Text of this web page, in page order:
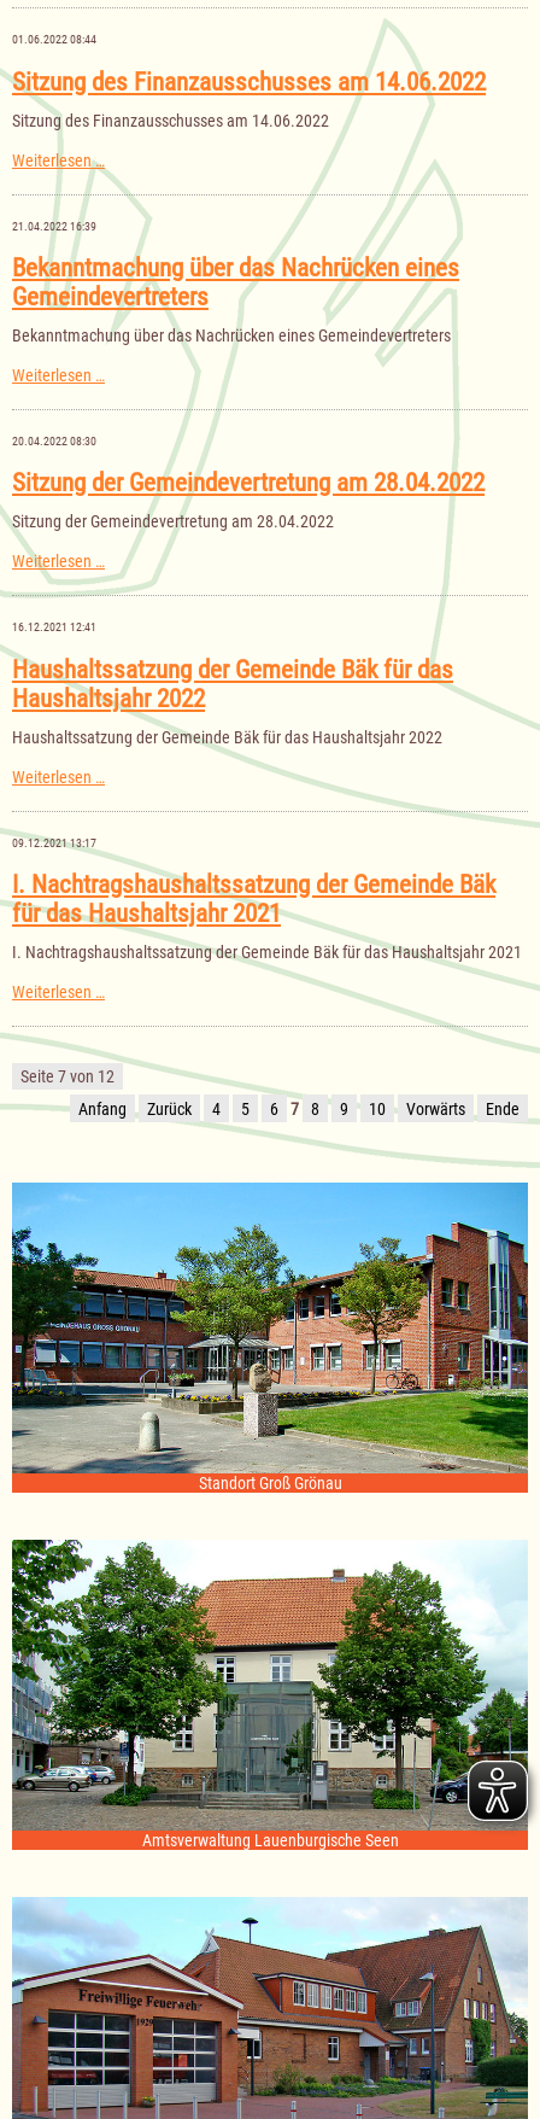
Gemeindevertretung
01.06.2022 08:44
Sitzung des Finanzausschusses am 14.06.2022
Sitzung des Finanzausschusses am 14.06.2022
Weiterlesen …
des
Finanzausschusses
14.06.2022
21.04.2022 16:39
Bekanntmachung über das Nachrücken eines
Gemeindevertreters
Bekanntmachung über das Nachrücken eines Gemeindevertreters
Weiterlesen … Bekanntmachung
das
Nachrücken
Gemeindevertreters
20.04.2022 08:30
Sitzung der Gemeindevertretung am 28.04.2022
Sitzung der Gemeindevertretung am 28.04.2022
Weiterlesen …Sitzung
der
Gemeindevertretung
16.12.2021 12:41
Haushaltssatzung der Gemeinde Bäk für das
Haushaltsjahr 2022
Haushaltssatzung der Gemeinde Bäk für das Haushaltsjahr 2022
Weiterlesen …
Gemeinde
für
Haushaltsjahr
2022
09.12.2021 13:17
I. Nachtragshaushaltssatzung der Gemeinde Bäk
für das Haushaltsjahr 2021
I. Nachtragshaushaltssatzung der Gemeinde Bäk für das Haushaltsjahr 2021
Weiterlesen …I.
der
Gemeinde
Bäk
für
das
Haushaltsjahr
Seite 7 von 12
Anfang
Zurück 4 5 6 7 8 9 10 Vorwärts Ende
Standort Groß Grönau
Amtsverwaltung Lauenburgische Seen